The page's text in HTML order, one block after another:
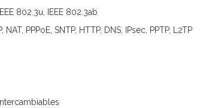
802.3u, IEEE 802.3ab
PPPoE, SNTP, HTTP, DNS, IPsec, PPTP, L2TP